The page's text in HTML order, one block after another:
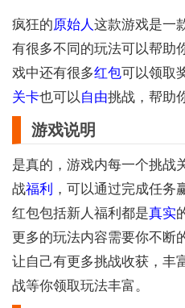
疯狂的原始人 这款游戏是一
有很多不同的玩法可以帮助
戏中还有很多红包可以领取
关卡也可以 自由挑战，帮助
游戏说明
是真的，游戏内每一个挑战
战福利 ，可以通过完成任务
红包包括新人福利都是真实
更多的玩法内容需要你不断
让自己有更多挑战收获，丰
战等你领取玩法丰富。